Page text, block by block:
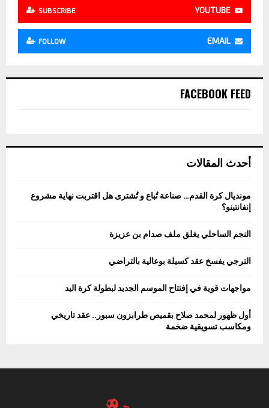
YOUTUBE
SUBSCRIBE
EMAIL
FOLLOW
FACEBOOK FEED
أحدث المقالات
مونديال كرة القدم… صناعة تُباع و تُشترى هل اقتربت نهاية مشروع
إنفانتينو؟
النجم الساحلي يغلق ملف صدام بن عزيزة
الترجي يفسخ عقد كسيلة بوعالية بالتراضي
مواجهات قوية في إفتتاح الموسم الجديد لبطولة كرة اليد
أول ظهور لمحمد صلاح بقميص طرابزون سبور.. عقد تاريخي
ومكاسب تسويقية ضخمة